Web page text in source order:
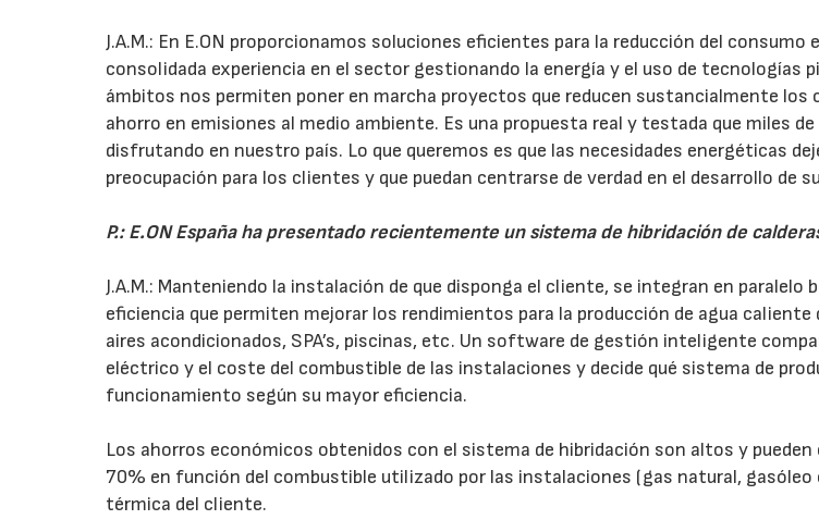
J.A.M.: En E.ON proporcionamos soluciones eficientes para la reducción del
consolidada experiencia en el sector gestionando la energía y el uso de tecnologías
ámbitos nos permiten poner en marcha proyectos que reducen sustancialmente los
ahorro en emisiones al medio ambiente. Es una propuesta real y testada que miles
disfrutando en nuestro país. Lo que queremos es que las necesidades energéticas
preocupación para los clientes y que puedan centrarse de verdad en el desarrollo de
P.: E.ON España ha presentado recientemente un sistema de hibridación de
J.A.M.: Manteniendo la instalación de que disponga el cliente, se integran en paralelo
eficiencia que permiten mejorar los rendimientos para la producción de agua
aires acondicionados, SPA’s, piscinas, etc. Un software de gestión inteligente
eléctrico y el coste del combustible de las instalaciones y decide qué sistema de
funcionamiento según su mayor eficiencia.
Los ahorros económicos obtenidos con el sistema de hibridación son altos y
70% en función del combustible utilizado por las instalaciones (gas natural, gasóleo
térmica del cliente.